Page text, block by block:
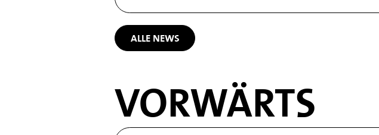
ALLE NEWS
VORWÄRTS